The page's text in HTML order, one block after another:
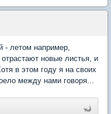
- летом например,
новые листья, и
в этом году я на своих
между нами говоря...